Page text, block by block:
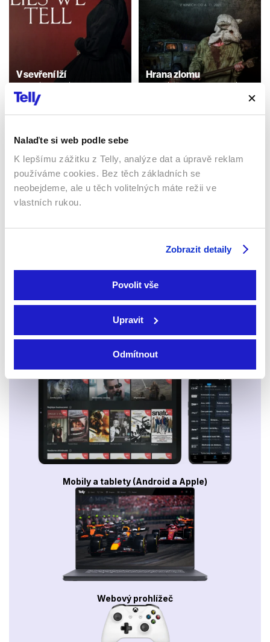
Nalaďte si web podle sebe
K lepšímu zážitku z Telly, analýze dat a úpravě reklam
používáme cookies. Bez těch základních se
neobejdeme, ale u těch volitelných máte režii ve
vlastních rukou.
Zobrazit detaily
Povolit vše
Upravit
Odmítnout
V sevření lží
Filmy / Ostatní / Drama /
Mysteriózní
Hrana zlomu
Sledujte kdekoliv až na 6 zařízeních
Sledovat internetovou televizi jde odkudkoliv
po celé EU, a to až na 6 zařízeních.
Smart TV - Android, Google, Samsung, LG, VIDAA
Mobily a tablety (Android a Apple)
Webový prohlížeč